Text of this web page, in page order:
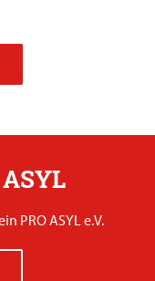
PRO ASYL e.V.